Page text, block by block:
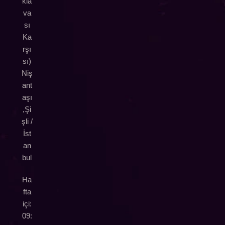
va
sı
Ka
rşı
sı)
Niş
ant
aşı
,Şi
şli /
İst
an
bul
Ha
fta
içi:
09: